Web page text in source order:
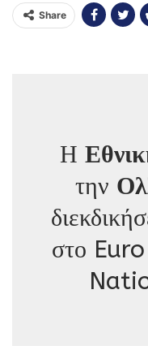
Share
Η
την
στο